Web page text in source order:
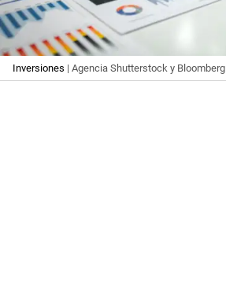
Inversiones | Agencia Shutterstock y Bloomberg